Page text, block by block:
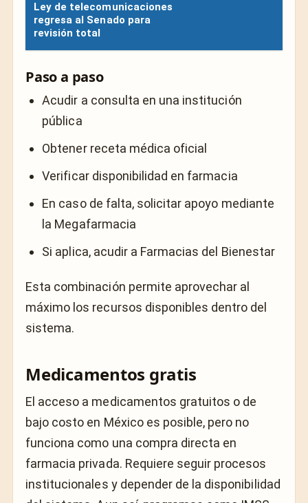
Ley de telecomunicaciones
regresa al Senado para
revisión total
Paso a paso
Acudir a consulta en una institución
pública
Obtener receta médica oficial
Verificar disponibilidad en farmacia
En caso de falta, solicitar apoyo mediante
la Megafarmacia
Si aplica, acudir a Farmacias del Bienestar
Esta combinación permite aprovechar al
máximo los recursos disponibles dentro del
sistema.
Medicamentos gratis
El acceso a medicamentos gratuitos o de
bajo costo en México es posible, pero no
funciona como una compra directa en
farmacia privada. Requiere seguir procesos
institucionales y depender de la disponibilidad